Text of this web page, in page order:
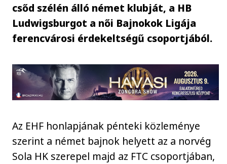
csőd szélén álló német klubját, a HB
Ludwigsburgot a női Bajnokok Ligája
ferencvárosi érdekeltségű csoportjából.
Az EHF honlapjának pénteki közleménye
szerint a német bajnok helyett az a norvég
Sola HK szerepel majd az FTC csoportjában,